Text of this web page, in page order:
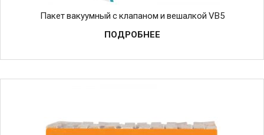
Пакет вакуумный с клапаном и вешалкой VB5
ПОДРОБНЕЕ